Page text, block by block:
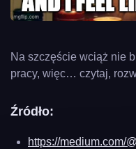
Na szczęście wciąż nie
pracy, więc… czytaj,
Źródło:
https://medium.com/